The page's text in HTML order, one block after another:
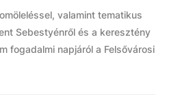
valamint tematikus
Sebestyénről és a keresztény
fogadalmi napjáról a Felsővárosi